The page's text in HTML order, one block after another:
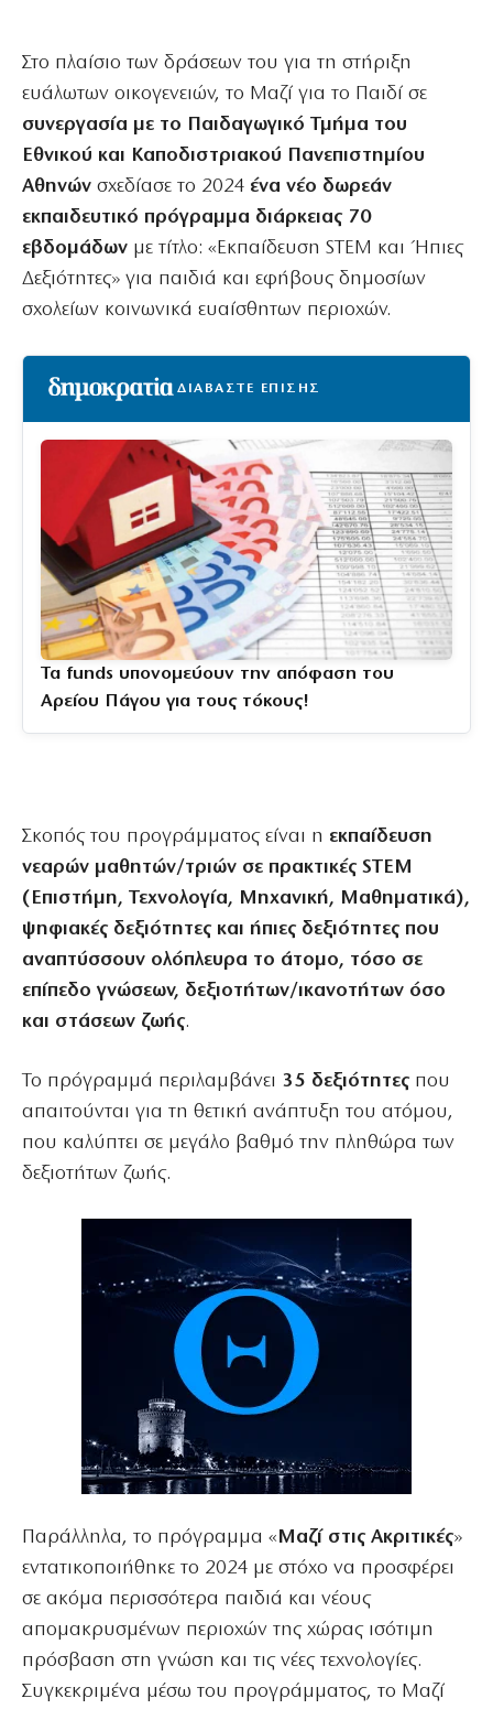
Στο πλαίσιο των δράσεων του για τη στήριξη
ευάλωτων οικογενειών, το Μαζί για το Παιδί σε
συνεργασία με το Παιδαγωγικό Τμήμα του
Εθνικού και Καποδιστριακού Πανεπιστημίου
Αθηνών σχεδίασε το 2024 ένα νέο δωρεάν
εκπαιδευτικό πρόγραμμα διάρκειας 70
εβδομάδων με τίτλο: «Εκπαίδευση STEM και Ήπιες
Δεξιότητες» για παιδιά και εφήβους δημοσίων
σχολείων κοινωνικά ευαίσθητων περιοχών.
ΔΙΑΒΑΣΤΕ ΕΠΙΣΗΣ
Τα funds υπονομεύουν την απόφαση του
Αρείου Πάγου για τους τόκους!
Σκοπός του προγράμματος είναι η εκπαίδευση
νεαρών μαθητών/τριών σε πρακτικές STEM
(Επιστήμη, Τεχνολογία, Μηχανική, Μαθηματικά),
ψηφιακές δεξιότητες και ήπιες δεξιότητες που
αναπτύσσουν ολόπλευρα το άτομο, τόσο σε
επίπεδο γνώσεων, δεξιοτήτων/ικανοτήτων όσο
και στάσεων ζωής.
Το πρόγραμμά περιλαμβάνει 35 δεξιότητες που
απαιτούνται για τη θετική ανάπτυξη του ατόμου,
που καλύπτει σε μεγάλο βαθμό την πληθώρα των
δεξιοτήτων ζωής.
Παράλληλα, το πρόγραμμα «Μαζί στις Ακριτικές»
εντατικοποιήθηκε το 2024 με στόχο να προσφέρει
σε ακόμα περισσότερα παιδιά και νέους
απομακρυσμένων περιοχών της χώρας ισότιμη
πρόσβαση στη γνώση και τις νέες τεχνολογίες.
Συγκεκριμένα μέσω του προγράμματος, το Μαζί